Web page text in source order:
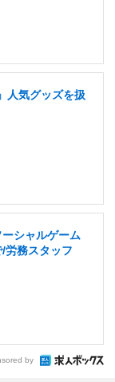
人気グッズを扱
シャルゲーム
労務スタッフ
by